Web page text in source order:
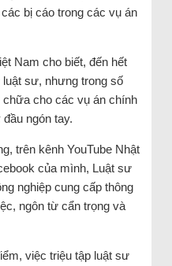
bị cáo trong các vụ án
Nam cho biết, đến hết
sư, nhưng trong số
cho các vụ án chính
ngón tay.
trên kênh YouTube Nhật
của mình, Luật sư
nghiệp cung cấp thông
ngôn từ cẩn trọng và
việc triệu tập luật sư